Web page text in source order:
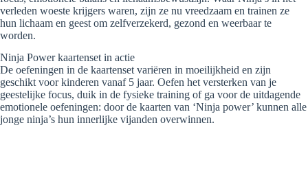
verleden woeste krijgers waren, zijn ze nu vreedzaam en trainen ze
hun lichaam en geest om zelfverzekerd, gezond en weerbaar te
worden.
Ninja Power kaartenset in actie
De oefeningen in de kaartenset variëren in moeilijkheid en zijn
geschikt voor kinderen vanaf 5 jaar. Oefen het versterken van je
geestelijke focus, duik in de fysieke training of ga voor de uitdagende
emotionele oefeningen: door de kaarten van ‘Ninja power’ kunnen alle
jonge ninja’s hun innerlijke vijanden overwinnen.